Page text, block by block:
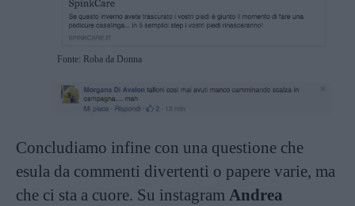
Fonte: Roba da Donna
Concludiamo infine con una questione che
esula da commenti divertenti o papere varie, ma
che ci sta a cuore. Su instagram Andrea